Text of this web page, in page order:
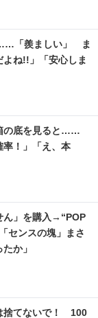
「羨ましい」 ま
よね!!」「安心しま
の底を見ると……
率！」「え、本
ん」を購入→“POP
ンスの塊」まさ
か」
捨てないで！ 100